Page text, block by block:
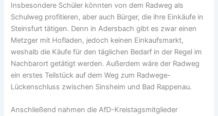
Insbesondere Schüler könnten von dem Radweg als
Schulweg profitieren, aber auch Bürger, die ihre Einkäufe in
Steinsfurt tätigen. Denn in Adersbach gibt es zwar einen
Metzger mit Hofladen, jedoch keinen Einkaufsmarkt,
weshalb die Käufe für den täglichen Bedarf in der Regel im
Nachbarort getätigt werden. Außerdem wäre der Radweg
ein erstes Teilstück auf dem Weg zum Radwege-
Lückenschluss zwischen Sinsheim und Bad Rappenau.
Anschließend nahmen die AfD-Kreistagsmitglieder